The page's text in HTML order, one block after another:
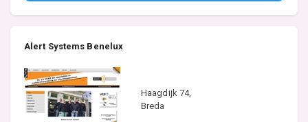
Alert Systems Benelux
Haagdijk 74,
Breda